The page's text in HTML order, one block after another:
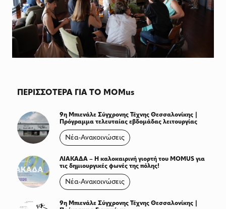
ΠΕΡΙΣΣΟΤΕΡΑ ΓΙΑ ΤΟ MOMus
9η Μπιενάλε Σύγχρονης Τέχνης Θεσσαλονίκης |
Πρόγραμμα τελευταίας εβδομάδας λειτουργίας
Νέα-Ανακοινώσεις
ΛΙΑΚΑΔΑ – Η καλοκαιρινή γιορτή του MOMUS για
τις δημιουργικές φωνές της πόλης!
Νέα-Ανακοινώσεις
9η Μπιενάλε Σύγχρονης Τέχνης Θεσσαλονίκης |